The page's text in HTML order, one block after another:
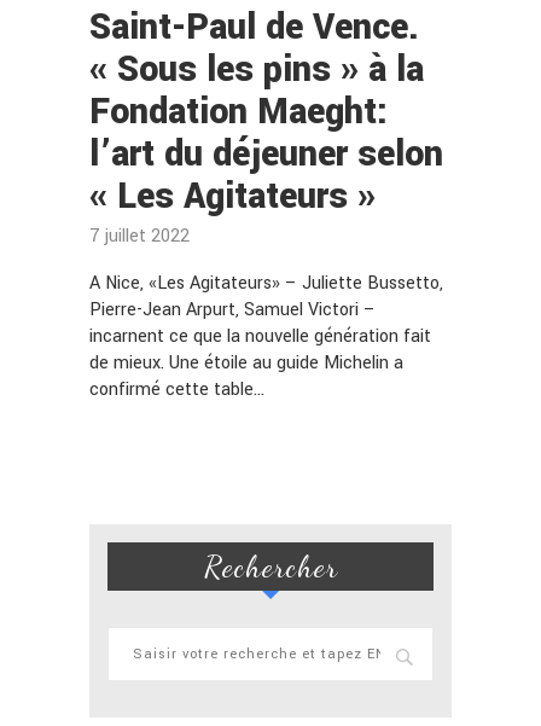
Saint-Paul de Vence.
« Sous les pins » à la
Fondation Maeght:
l’art du déjeuner selon
« Les Agitateurs »
7 juillet 2022
A Nice, «Les Agitateurs» – Juliette Bussetto,
Pierre-Jean Arpurt, Samuel Victori –
incarnent ce que la nouvelle génération fait
de mieux. Une étoile au guide Michelin a
confirmé cette table…
Rechercher